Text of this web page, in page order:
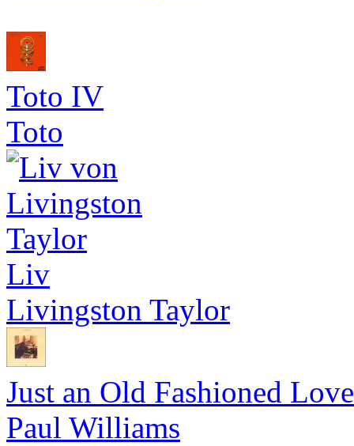
Toto IV
Toto
Liv
Livingston Taylor
Just an Old Fashioned
Paul Williams